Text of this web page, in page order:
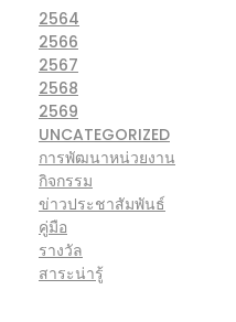
2564
2566
2567
2568
2569
UNCATEGORIZED
การพัฒนาหน่วยงาน
กิจกรรม
ข่าวประชาสัมพันธ์
คู่มือ
รางวัล
สาระน่ารู้